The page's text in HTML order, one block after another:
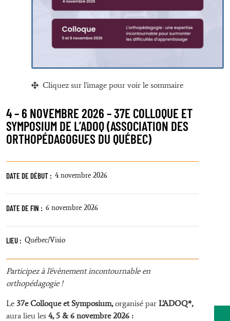
Cliquez sur l'image pour voir le sommaire
4 – 6 NOVEMBRE 2026 – 37E COLLOQUE ET
SYMPOSIUM DE L’ADOQ (ASSOCIATION DES
ORTHOPÉDAGOGUES DU QUÉBEC)
DATE DE DÉBUT : 4 novembre 2026
DATE DE FIN : 6 novembre 2026
LIEU : Québec/Visio
Participez à l’évènement incontournable en
orthopédagogie !
Le37e Colloque et Symposium,organisé parL’ADOQ*,
aura lieu les 4, 5 & 6 novembre 2026 :